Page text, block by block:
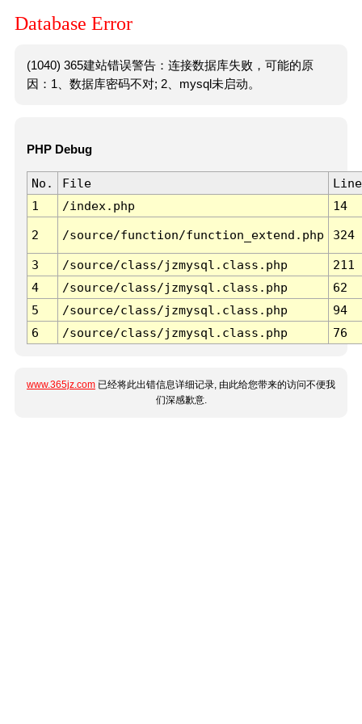
Database Error
(1040) 365建站错误警告：连接数据库失败，可能的原
因：1、数据库密码不对; 2、mysql未启动。
PHP Debug
No. File
Line
1
/index.php 14
2 /source/function/function_extend.php 324
3 /source/class/jzmysql.class.php
211
4
/source/class/jzmysql.class.php
62
5
/source/class/jzmysql.class.php
94
6
/source/class/jzmysql.class.php 76
www.365jz.com 已经将此出错信息详细记录, 由此给您带来的访问不便我
们深感歉意.